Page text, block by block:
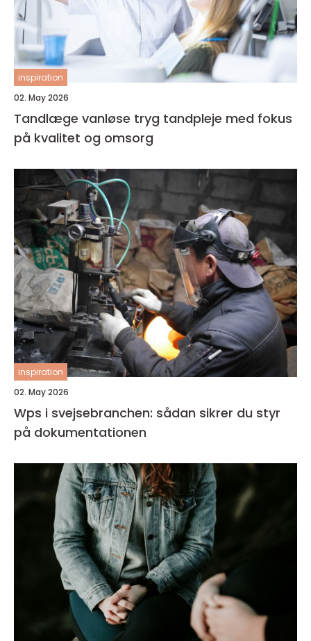
inspiration
02. May 2026
Tandlæge vanløse tryg tandpleje med fokus
på kvalitet og omsorg
inspiration
02. May 2026
Wps i svejsebranchen: sådan sikrer du styr
på dokumentationen